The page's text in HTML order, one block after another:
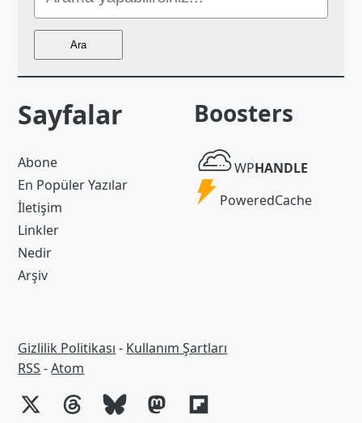
Ara
Ara
Sayfalar
Abone
En Popüler Yazılar
İletişim
Linkler
Nedir
Arşiv
Boosters
WP
Handle
WPHANDLE
Powered
PoweredCache
Gizlilik Politikası - Kullanım Şartları
RSS
RSS -Atom